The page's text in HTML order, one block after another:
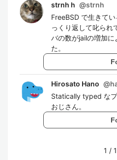
strnh h @strnh
FreeBSD で生きて
っくり返して叱られ
バの数がjailの増加に
た。
Hirosato Hano @
Statically typed な
おじさん。
1 / 1